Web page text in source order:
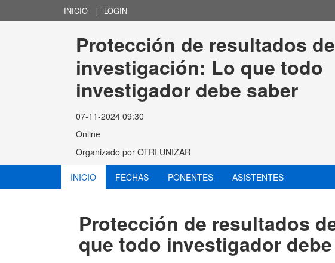
INICIO | LOGIN
Protección de resultados de
investigación: Lo que todo
investigador debe saber
07-11-2024 09:30
Online
Organizado por OTRI UNIZAR
INICIO FECHAS PONENTES ASISTENTES
Protección de resultados
que todo investigador